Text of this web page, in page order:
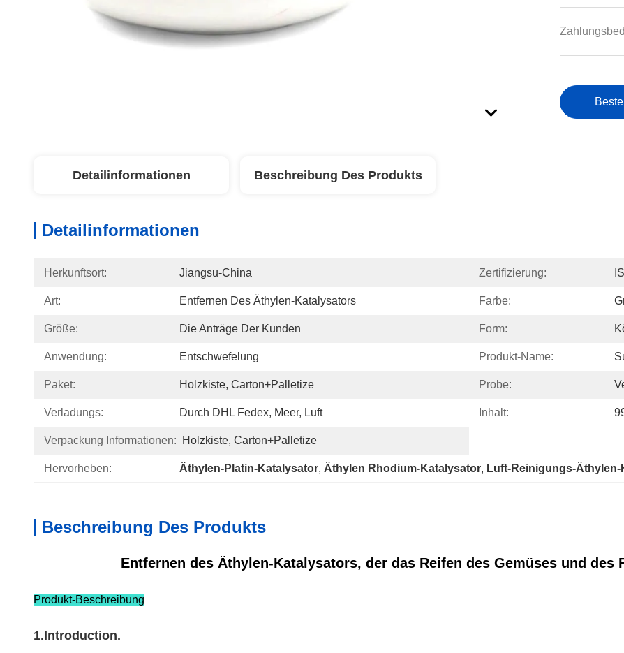
Detailinformationen Beschreibung Des Produkts
Detailinformationen
Herkunftsort: Jiangsu-China Zertifizierung:
Art: Entfernen Des Äthylen-Katalysators Farbe:
Größe: Die Anträge Der Kunden Form:
Anwendung: Entschwefelung Produkt-Name:
Paket: Holzkiste, Carton+Palletize Probe:
Verladungs: Durch DHL Fedex, Meer, Luft Inhalt:
Verpackung Informationen: Holzkiste, Carton+Palletize
Hervorheben: Äthylen-Platin-Katalysator, Äthylen Rhodium-Katalysator, Luft-Reinigungs-
Beschreibung Des Produkts
Entfernen des Äthylen-Katalysators, der das Reifen des Gemüses und des
Produkt-Beschreibung
1.Introduction.